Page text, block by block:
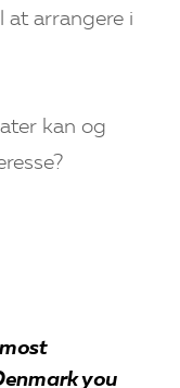
at arrangere i
kan og
you